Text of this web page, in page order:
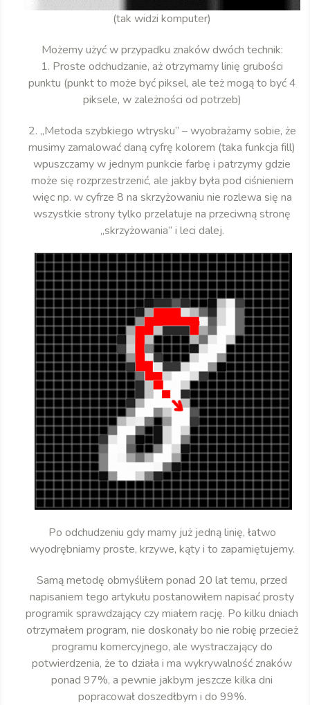
(tak widzi komputer)
Możemy użyć w przypadku znaków dwóch technik:
1. Proste odchudzanie, aż otrzymamy linię grubości
punktu (punkt to może być piksel, ale też mogą to być 4
piksele, w zależności od potrzeb)
2. „Metoda szybkiego wtrysku” – wyobrażamy sobie, że
musimy zamalować daną cyfrę kolorem (taka funkcja fill)
wpuszczamy w jednym punkcie farbę i patrzymy gdzie
może się rozprzestrzenić, ale jakby była pod ciśnieniem
więc np. w cyfrze 8 na skrzyżowaniu nie rozlewa się na
wszystkie strony tylko przelatuje na przeciwną stronę
„skrzyżowania” i leci dalej.
Po odchudzeniu gdy mamy już jedną linię, łatwo
wyodrębniamy proste, krzywe, kąty i to zapamiętujemy.
Samą metodę obmyśliłem ponad 20 lat temu, przed
napisaniem tego artykułu postanowiłem napisać prosty
programik sprawdzający czy miałem rację. Po kilku dniach
otrzymałem program, nie doskonały bo nie robię przecież
programu komercyjnego, ale wystraczający do
potwierdzenia, że to działa i ma wykrywalność znaków
ponad 97%, a pewnie jakbym jeszcze kilka dni
popracował doszedłbym i do 99%.